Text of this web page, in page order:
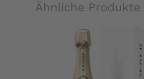
Ähnliche Produkte